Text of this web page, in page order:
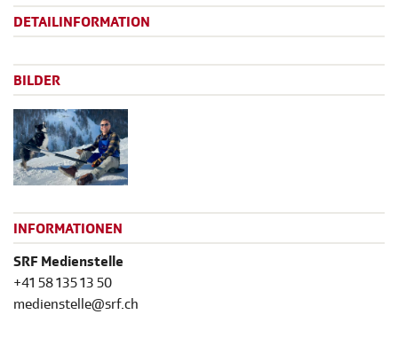
DETAILINFORMATION
BILDER
INFORMATIONEN
SRF Medienstelle
+41 58 135 13 50
medienstelle@srf.ch